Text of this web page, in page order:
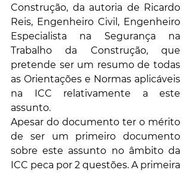
Construção, da autoria de Ricardo
Reis, Engenheiro Civil, Engenheiro
Especialista na Segurança na
Trabalho da Construção, que
pretende ser um resumo de todas
as Orientações e Normas aplicáveis
na ICC relativamente a este
assunto.
Apesar do documento ter o mérito
de ser um primeiro documento
sobre este assunto no âmbito da
ICC peca por 2 questões. A primeira